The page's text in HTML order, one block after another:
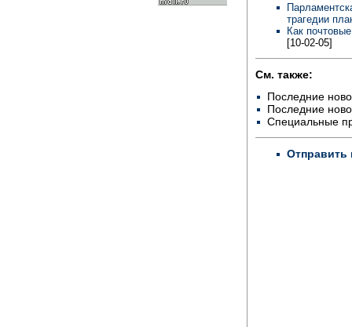
трагедии
Как
[10-02-05]
См. также:
Последние
Последние
Специальные
Отправить